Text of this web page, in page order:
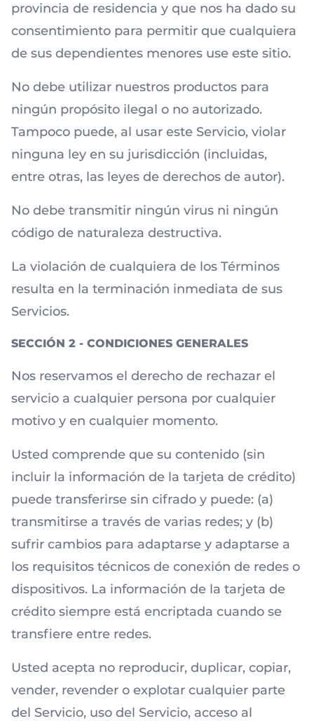
provincia de residencia y que nos ha dado su
consentimiento para permitir que cualquiera
de sus dependientes menores use este sitio.
No debe utilizar nuestros productos para
ningún propósito ilegal o no autorizado.
Tampoco puede, al usar este Servicio, violar
ninguna ley en su jurisdicción (incluidas,
entre otras, las leyes de derechos de autor).
No debe transmitir ningún virus ni ningún
código de naturaleza destructiva.
La violación de cualquiera de los Términos
resulta en la terminación inmediata de sus
Servicios.
SECCIÓN 2 - CONDICIONES GENERALES
Nos reservamos el derecho de rechazar el
servicio a cualquier persona por cualquier
motivo y en cualquier momento.
Usted comprende que su contenido (sin
incluir la información de la tarjeta de crédito)
puede transferirse sin cifrado y puede: (a)
transmitirse a través de varias redes; y (b)
sufrir cambios para adaptarse y adaptarse a
los requisitos técnicos de conexión de redes o
dispositivos. La información de la tarjeta de
crédito siempre está encriptada cuando se
transfiere entre redes.
Usted acepta no reproducir, duplicar, copiar,
vender, revender o explotar cualquier parte
del Servicio, uso del Servicio, acceso al